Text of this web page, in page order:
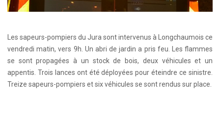
Les sapeurs-pompiers du Jura sont intervenus à Longchaumois ce
vendredi matin, vers 9h. Un abri de jardin a pris feu. Les flammes
se sont propagées à un stock de bois, deux véhicules et un
appentis. Trois lances ont été déployées pour éteindre ce sinistre.
Treize sapeurs-pompiers et six véhicules se sont rendus sur place.